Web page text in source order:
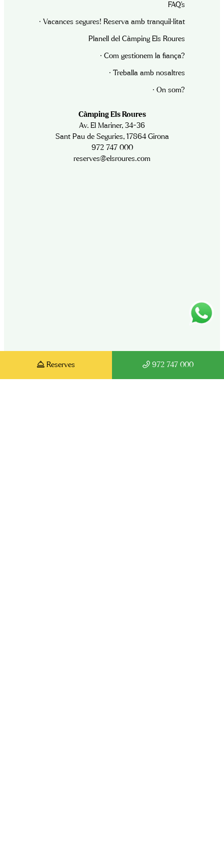
Reserves 972 747 000
Càmping Els Roures
Av. El Mariner, 34-36
Sant Pau de Seguries, 17864 Girona
972 747 000
reserves@elsroures.com
FAQ’s
· Vacances segures! Reserva amb tranquil·litat
Planell del Càmping Els Roures
· Com gestionem la fiança?
· Treballa amb nosaltres
· On som?